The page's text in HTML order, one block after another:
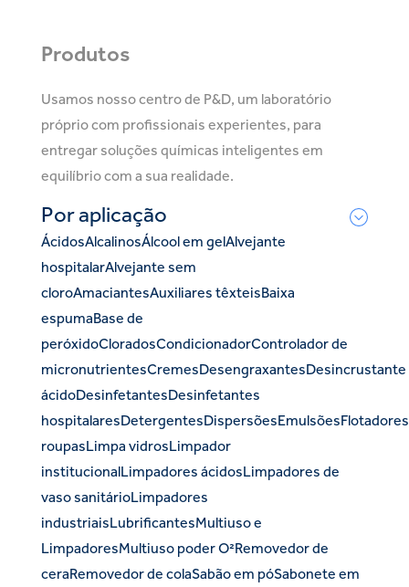
Produtos
Usamos nosso centro de P&D, um laboratório
próprio com profissionais experientes, para
entregar soluções químicas inteligentes em
equilíbrio com a sua realidade.
Por aplicação
ÁcidosAlcalinosÁlcool em gel Alvejante
hospitalarAlvejante sem
cloroAmaciantesAuxiliares têxteis Baixa
espuma Base de
peróxidoCloradosCondicionadorControlador de
micronutrientesCremes Desengraxantes Desincrustante
ácidoDesinfetantes Desinfetantes
hospitalares Detergentes Dispersões Emulsões Flotadores
roupas Limpa vidros Limpador
institucional Limpadores ácidos Limpadores de
vaso sanitárioLimpadores
industriais LubrificantesMultiuso e
LimpadoresMultiuso poder O² Removedor de
cera Removedor de colaSabão em póSabonete em